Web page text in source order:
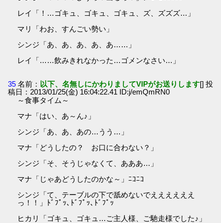
レイ「！…ゴキュ、ゴキュ、ゴキュ、ズ、ズズズ…」
マリ「わお、すんごい勢い」
シンジ「あ、あ、あ、あ、あ……」
レイ「……飲みきれなかった…ゴメンなさい…」
35 名前： 以下、名無しにかわりましてVIPがお送りします[] 投
稿日：2013/01/25(金) 16:04:22.41 ID:j/emQmRN0
～食事タイム～
マナ「はい、あ～ん♪」
シンジ「あ、あ、あの…うう…」
マナ「どうしたの？ お口に合わない？」
シンジ「そ、そうじゃなくて、あああ…」
マナ「じゃあどうしたのかな～」ﾆｺﾆｺ
シンジ「て、テーブルの下で舐めないでええええええ
っ！！」ﾄﾞﾌﾟｯ､ﾄﾞﾌﾟｯ､ﾄﾞﾌﾟｯ
ヒカリ「ゴキュ、ゴキュ…ご主人様、ご馳走様でした♪」